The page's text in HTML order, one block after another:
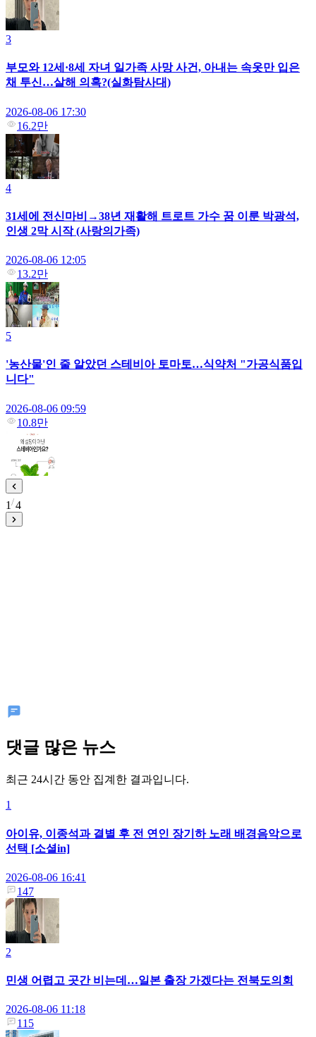
3
부모와 12세·8세 자녀 일가족 사망 사건, 아내는 속옷만 입은
채 투신…살해 의혹?(실화탐사대)
2026-08-06 17:30
16.2만
4
31세에 전신마비→38년 재활해 트로트 가수 꿈 이룬 박광석,
인생 2막 시작 (사랑의가족)
2026-08-06 12:05
13.2만
5
'농산물'인 줄 알았던 스테비아 토마토…식약처 "가공식품입
니다"
2026-08-06 09:59
10.8만
1 4
댓글 많은 뉴스
최근 24시간 동안 집계한 결과입니다.
1
아이유, 이종석과 결별 후 전 연인 장기하 노래 배경음악으로
선택 [소셜in]
2026-08-06 16:41
147
2
민생 어렵고 곳간 비는데…일본 출장 가겠다는 전북도의회
2026-08-06 11:18
115